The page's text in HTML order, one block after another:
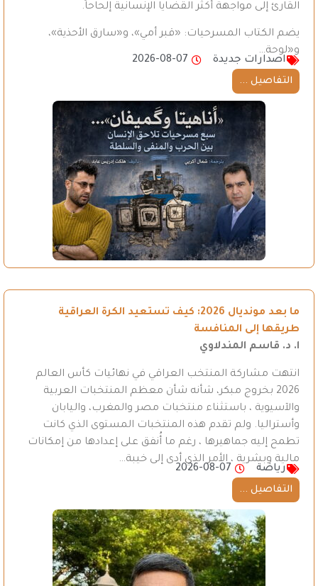
القارئ إلى مواجهة أكثر القضايا الإنسانية إلحاحاً.
يضم الكتاب المسرحيات: «قبر أمي»، و«سارق الأحذية»،
و«لوحة…
اصدارات جديدة
2026-08-07
التفاصيل ...
ما بعد مونديال 2026: كيف تستعيد الكرة العراقية
طريقها إلى المنافسة
ا. د. قاسم المندلاوي
انتهت مشاركة المنتخب العراقي في نهائيات كأس العالم
2026 بخروج مبكر، شأنه شأن معظم المنتخبات العربية
والآسيوية ، باستثناء منتخبات مصر والمغرب، واليابان
وأستراليا. ولم تقدم هذه المنتخبات المستوى الذي كانت
تطمح إليه جماهيرها ، رغم ما أُنفق على إعدادها من إمكانات
مالية وبشرية ، الأمر الذي أدى إلى خيبة…
رياضة
2026-08-07
التفاصيل ...